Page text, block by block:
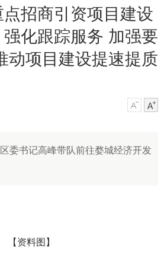
招商引资项目建设
化跟踪服务 加强要
动项目建设提速提质
委书记高峰带队前往婺城经济开发
【资料图】